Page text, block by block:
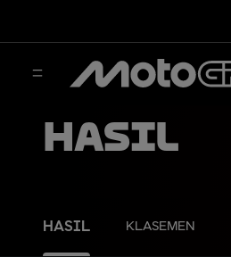
Hasil
HASIL KLASEMEN